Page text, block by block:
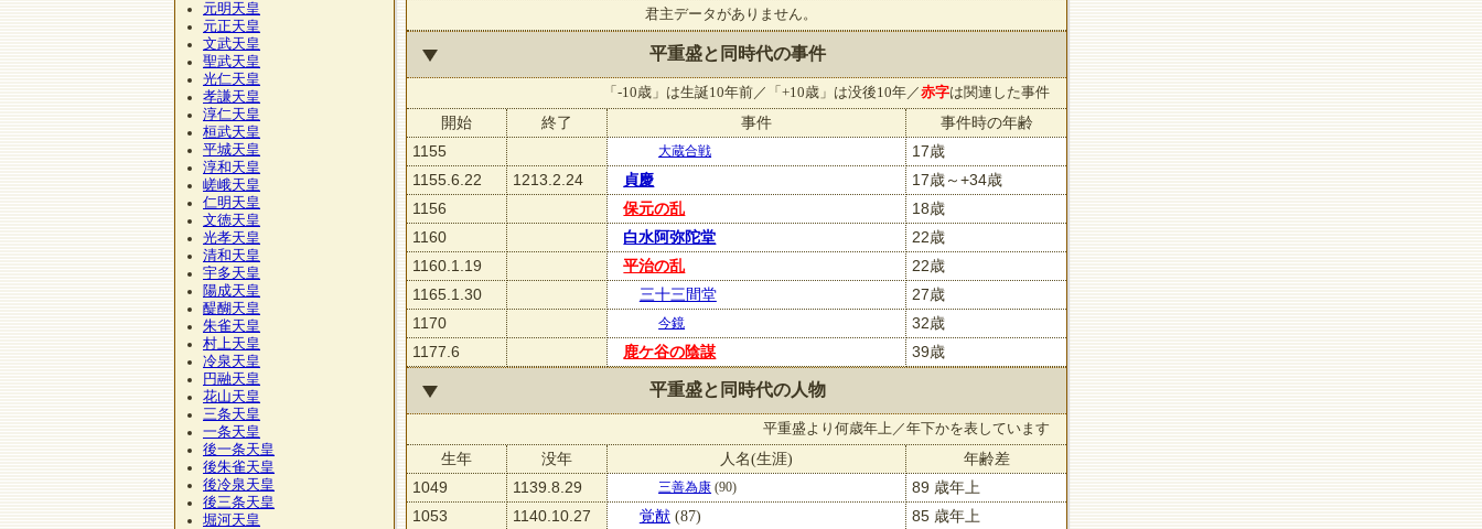
君主データがありません。
平重盛と同時代の事件
「-10歳」は生誕10年前／「+10歳」は没後10年／赤字は関連した事件
開始 終了 事件
事件時の年齢
1155
大蔵合戦
17歳
1155.6.22
1213.2.24 貞慶
17歳～+34歳
1156
保元の乱
18歳
1160
白水阿弥陀堂
22歳
1160.1.19
平治の乱
22歳
1165.1.30
三十三間堂
27歳
1170
今鏡
32歳
1177.6
鹿ケ谷の陰謀 39歳
平重盛と同時代の人物
平重盛より何歳年上／年下かを表しています
生年 没年 人名(生涯)
年齢差
1049
1139.8.29 三善為康 (90)
89 歳年上
1053
1140.10.27 覚猷(87)
85 歳年上
元明天皇
元正天皇
文武天皇
聖武天皇
光仁天皇
孝謙天皇
淳仁天皇
桓武天皇
平城天皇
淳和天皇
嵯峨天皇
仁明天皇
文徳天皇
光孝天皇
清和天皇
宇多天皇
陽成天皇
醍醐天皇
朱雀天皇
村上天皇
冷泉天皇
円融天皇
花山天皇
三条天皇
一条天皇
後一条天皇
後朱雀天皇
後冷泉天皇
後三条天皇
堀河天皇